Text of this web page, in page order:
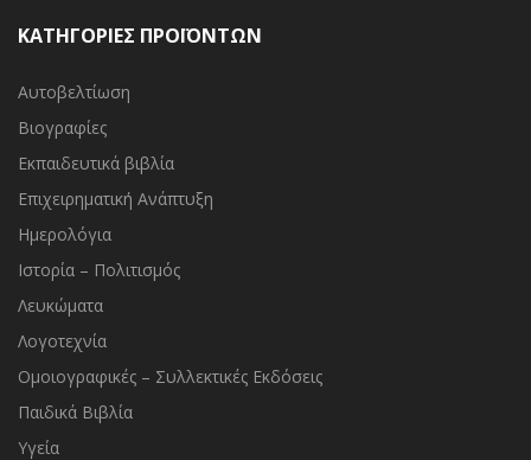
ΚΑΤΗΓΟΡΙΕΣ ΠΡΟΪΟΝΤΩΝ
Αυτοβελτίωση
Βιογραφίες
Εκπαιδευτικά βιβλία
Επιχειρηματική Ανάπτυξη
Ημερολόγια
Ιστορία – Πολιτισμός
Λευκώματα
Λογοτεχνία
Ομοιογραφικές – Συλλεκτικές Εκδόσεις
Παιδικά Βιβλία
Υγεία